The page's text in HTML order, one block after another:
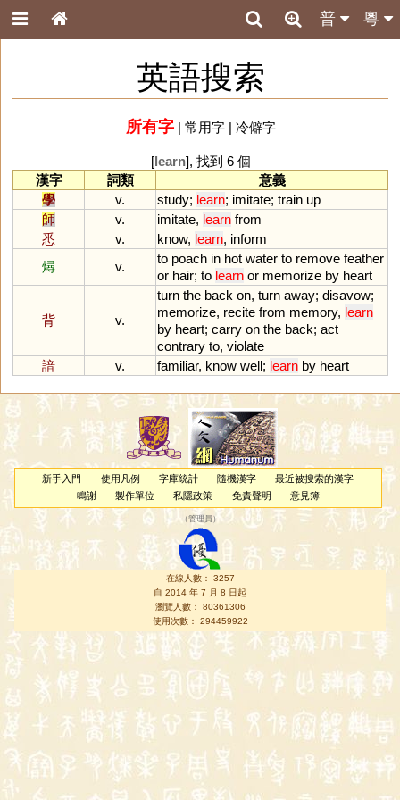
粵
普
英語搜索
所有字| 常用字| 冷僻字
[learn], 找到 6 個
漢字
詞類
意義
學
v. study; learn; imitate; train up
師
v. imitate, learn from
悉
v. know, learn, inform
燖
v.
to poach in hot water to remove feather
or hair; to learn or memorize by heart
背 v.
turn the back on, turn away; disavow;
memorize, recite from memory, learn
by heart; carry on the back; act
contrary to, violate
諳
v. familiar, know well; learn by heart
新手入門 使用凡例 字庫統計 隨機漢字
最近被搜索的漢字
鳴謝
製作單位 私隱政策 免責聲明 意見簿
（管理員 ）
在線人數： 3257
自 2014 年 7 月 8 日起
瀏覽人數： 80361306
使用次數： 294459922